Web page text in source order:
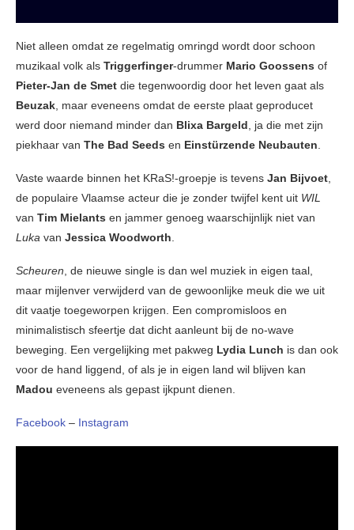
Niet alleen omdat ze regelmatig omringd wordt door schoon
muzikaal volk als Triggerfinger-drummer Mario Goossens of
Pieter-Jan de Smet die tegenwoordig door het leven gaat als
Beuzak , maar eveneens omdat de eerste plaat geproducet
werd door niemand minder dan Blixa Bargeld , ja die met zijn
piekhaar van The Bad Seeds en Einstürzende Neubauten
Vaste waarde binnen het KRaS!-groepje is tevens Jan Bijvoet
de populaire Vlaamse acteur die je zonder twijfel kent uit WIL
van Tim Mielants en jammer genoeg waarschijnlijk niet van
Luka van Jessica Woodworth
Scheuren , de nieuwe single is dan wel muziek in eigen taal,
maar mijlenver verwijderd van de gewoonlijke meuk die we uit
dit vaatje toegeworpen krijgen. Een compromisloos en
minimalistisch sfeertje dat dicht aanleunt bij de no-wave
beweging. Een vergelijking met pakweg Lydia Lunch is dan ook
voor de hand liggend, of als je in eigen land wil blijven kan
Madou eveneens als gepast ijkpunt dienen.
Facebook – Instagram